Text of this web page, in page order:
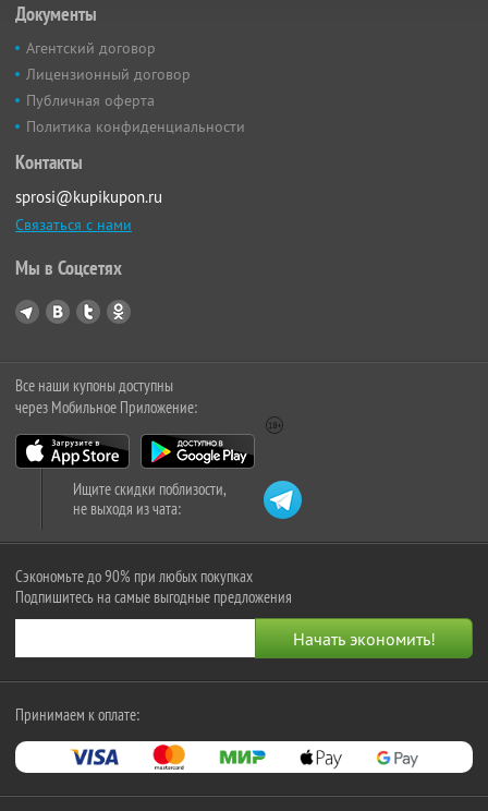
Документы
Агентский договор
Лицензионный договор
Публичная оферта
Политика конфиденциальности
Контакты
sprosi@kupikupon.ru
Связаться с нами
Мы в Соцсетях
Все наши купоны доступны
через Мобильное Приложение:
Ищите скидки поблизости,
не выходя из чата:
Сэкономьте до 90% при любых покупках
Подпишитесь на самые выгодные предложения
Принимаем к оплате: